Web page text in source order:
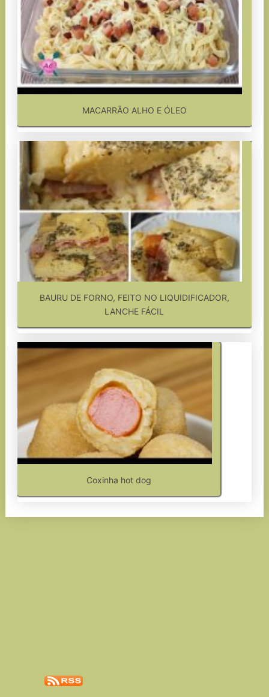
MACARRÃO ALHO E ÓLEO
BAURU DE FORNO, FEITO NO LIQUIDIFICADOR,
LANCHE FÁCIL
Coxinha hot dog